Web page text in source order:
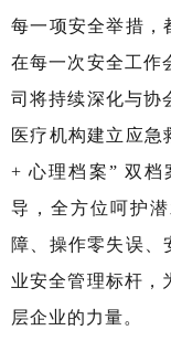
每一项安全举措，
在每一次安全工作
司将持续深化与协
医疗机构建立应急
+ 心理档案” 双档
导，全方位呵护
障、操作零失误、
业安全管理标杆，
层企业的力量。